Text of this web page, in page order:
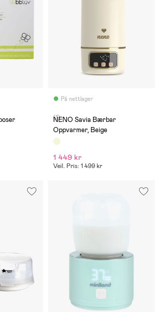
På nettlager
(1)
NENO Savia Bærbar
Oppvarmer, Beige
1 449 kr
Veil. Pris: 1 499 kr